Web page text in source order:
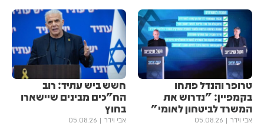
טרופר והנדל פתחו
בקמפיין: "נדרוש את
המשרד לביטחון לאומי"
אבי וידר 05.08.26
חשש ביש עתיד: רוב
הח"כים מבינים שיישארו
בחוץ
אבי וידר 05.08.26